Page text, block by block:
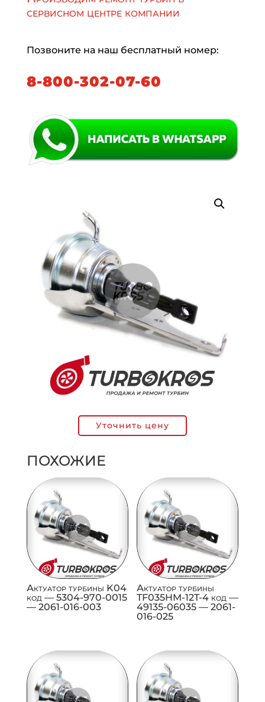
сервисном центре компании
Позвоните на наш бесплатный номер:
8-800-302-07-60
Уточнить цену
ПОХОЖИЕ
Актуатор турбины K04
код — 5304-970-0015
— 2061-016-003
Актуатор турбины
TF035HM-12T-4 код —
49135-06035 — 2061-
016-025